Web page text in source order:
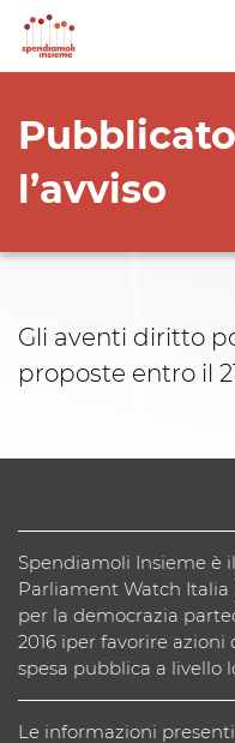
Pubblicato
l’avviso
Gli aventi diritto
proposte entro il
Spendiamoli Insieme è
Parliament Watch Italia
per la democrazia
2016 iper favorire
spesa pubblica a livello
Le informazioni